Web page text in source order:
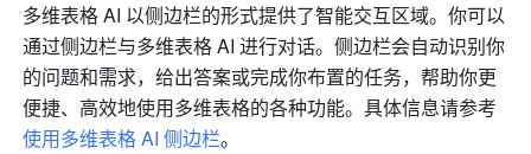
多维表格 AI 以侧边栏的形式提供了智能交互区域。你可以
通过侧边栏与多维表格 AI 进行对话。侧边栏会自动识别你
的问题和需求，给出答案或完成你布置的任务，帮助你更
便捷、高效地使用多维表格的各种功能。具体信息请参考
使用多维表格 AI 侧边栏。